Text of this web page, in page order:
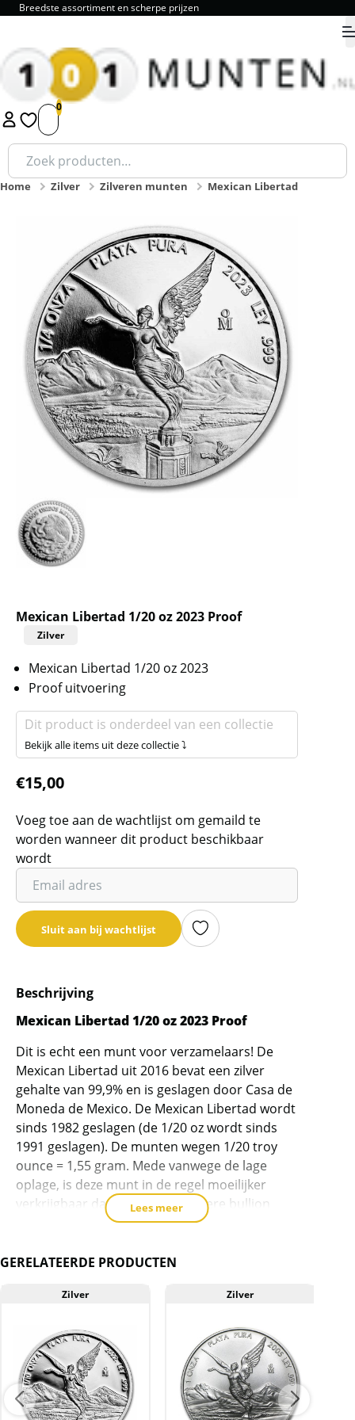
Breedste assortiment en scherpe prijzen
1 2 3 4 5 9.8
Zoeken
naar:
Home Zilver Zilveren munten Mexican Libertad
Mexican Libertad 1/20 oz 2023 Proof
Zilver
Mexican Libertad 1/20 oz 2023
Proof uitvoering
Dit product is onderdeel van een collectie
Bekijk alle items uit deze collectie ⤵
€15,00
Voeg toe aan de wachtlijst om gemaild te
worden wanneer dit product beschikbaar
wordt
Vul
je
email
adres
de
wachtlijst
dit
product
toe
te
voegen
Sluit aan bij wachtlijst
Beschrijving
Mexican Libertad 1/20 oz 2023 Proof
Dit is echt een munt voor verzamelaars! De
Mexican Libertad uit 2016 bevat een zilver
gehalte van 99,9% en is geslagen door Casa de
Moneda de Mexico. De Mexican Libertad wordt
sinds 1982 geslagen (de 1/20 oz wordt sinds
1991 geslagen). De munten wegen 1/20 troy
ounce = 1,55 gram. Mede vanwege de lage
oplage, is deze munt in de regel moeilijker
verkrijgbaar dan de meeste andere bullion
Levering
Kwaliteit
De munten worden uit voorraad geleverd, en
komen daarmee niet rechtstreeks van de
Lees meer
GERELATEERDE PRODUCTEN
Zilver Zilver